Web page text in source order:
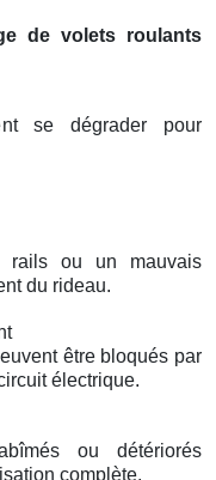
de volets roulants
se dégrader pour
rails ou un mauvais
du rideau.
être bloqués par
électrique.
ou détériorés
complète.